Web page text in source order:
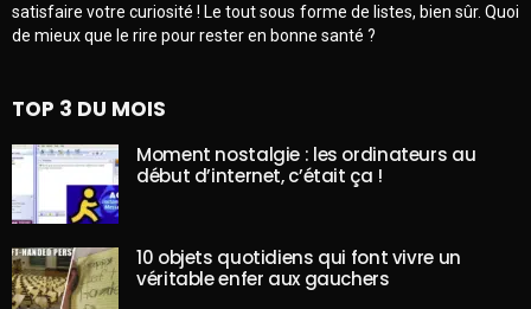
satisfaire votre curiosité ! Le tout sous forme de listes, bien sûr. Quoi
de mieux que le rire pour rester en bonne santé ?
TOP 3 DU MOIS
Moment nostalgie : les ordinateurs au
début d’internet, c’était ça !
10 objets quotidiens qui font vivre un
véritable enfer aux gauchers